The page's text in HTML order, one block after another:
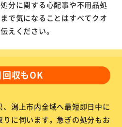
分に関する心配事や不用品処
で気になることはすべてクオ
えください。
収もOK
、潟上市内全域へ最短即日中に
りに伺います。急ぎの処分もお